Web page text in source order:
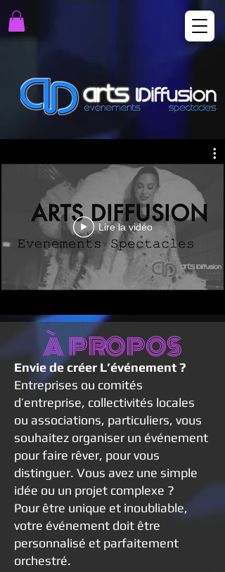
Lire la vidéo
À PROPOS
Envie de créer L’événement ?
Entreprises ou comités
d’entreprise, collectivités locales
ou associations, particuliers, vous
souhaitez organiser un événement
pour faire rêver, pour vous
distinguer. Vous avez une simple
idée ou un projet complexe ?
Pour être unique et inoubliable,
votre événement doit être
personnalisé et parfaitement
orchestré.